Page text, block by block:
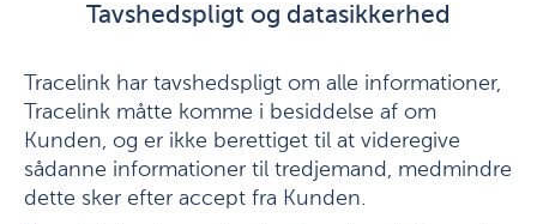
Tavshedspligt og datasikkerhed
Tracelink har tavshedspligt om alle informationer,
Tracelink måtte komme i besiddelse af om
Kunden, og er ikke berettiget til at videregive
sådanne informationer til tredjemand, medmindre
dette sker efter accept fra Kunden.